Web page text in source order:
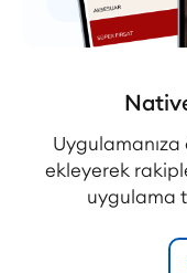
ekleyerek
uygulama